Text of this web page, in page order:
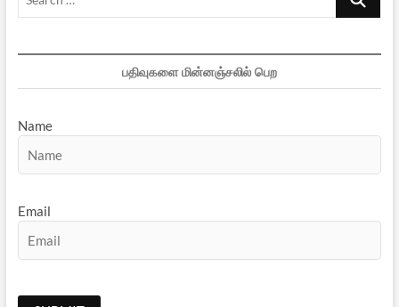
பதிவுகளை மின்னஞ்சலில் பெற
Name
Email